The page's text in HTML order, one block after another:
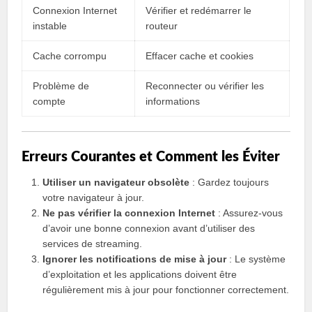
Connexion Internet
instable
Vérifier et redémarrer le
routeur
Cache corrompu Effacer cache et cookies
Problème de
compte
Reconnecter ou vérifier les
informations
Erreurs Courantes et Comment les Éviter
Utiliser un navigateur obsolète : Gardez toujours
votre navigateur à jour.
Ne pas vérifier la connexion Internet : Assurez-vous
d’avoir une bonne connexion avant d’utiliser des
services de streaming.
Ignorer les notifications de mise à jour: Le système
d’exploitation et les applications doivent être
régulièrement mis à jour pour fonctionner correctement.